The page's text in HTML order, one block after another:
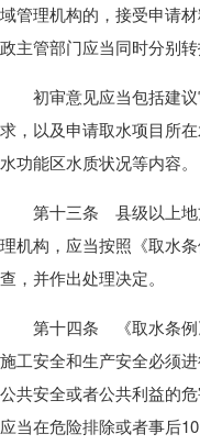
域管理机构的，接受申请
政主管部门应当同时分别转
初审意见应当包括建议
求，以及申请取水项目所
水功能区水质状况等内容。
第十三条 县级以上地
理机构，应当按照《取水
查，并作出处理决定。
第十四条 《取水条例
施工安全和生产安全必须
公共安全或者公共利益的
应当在危险排除或者事后